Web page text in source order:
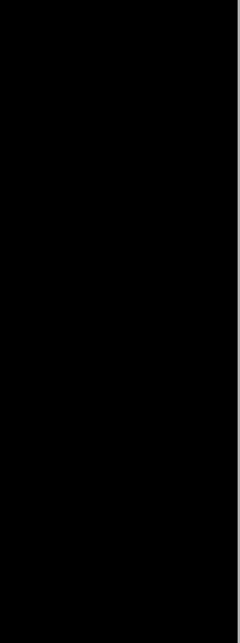
al mundo
de acción y
historia de un
Asunción que se
de crimen
que no
guión siempre hay
que se dan
escenas
al borde
el mundo, Tesis